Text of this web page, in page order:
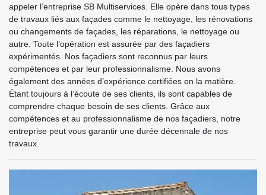
appeler l’entreprise SB Multiservices. Elle opère dans tous types
de travaux liés aux façades comme le nettoyage, les rénovations
ou changements de façades, les réparations, le nettoyage ou
autre. Toute l’opération est assurée par des façadiers
expérimentés. Nos façadiers sont reconnus par leurs
compétences et par leur professionnalisme. Nous avons
également des années d’expérience certifiées en la matière.
Étant toujours à l’écoute de ses clients, ils sont capables de
comprendre chaque besoin de ses clients. Grâce aux
compétences et au professionnalisme de nos façadiers, notre
entreprise peut vous garantir une durée décennale de nos
travaux.